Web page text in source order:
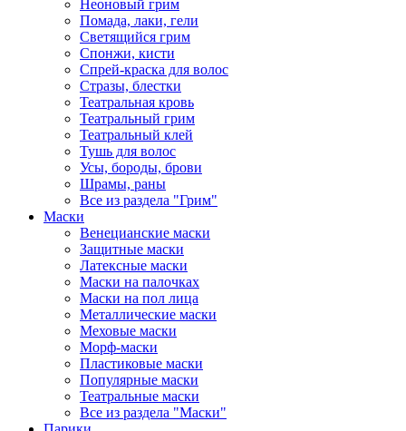
Неоновый грим
Помада, лаки, гели
Светящийся грим
Спонжи, кисти
Спрей-краска для волос
Стразы, блестки
Театральная кровь
Театральный грим
Театральный клей
Тушь для волос
Усы, бороды, брови
Шрамы, раны
Все из раздела "Грим"
Маски
Венецианские маски
Защитные маски
Латексные маски
Маски на палочках
Маски на пол лица
Металлические маски
Меховые маски
Морф-маски
Пластиковые маски
Популярные маски
Театральные маски
Все из раздела "Маски"